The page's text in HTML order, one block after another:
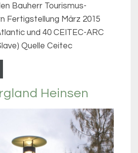
Bauherr Tourismus-
Fertigstellung März 2015
und 40 CEITEC-ARC
Quelle Ceitec
Heinsen